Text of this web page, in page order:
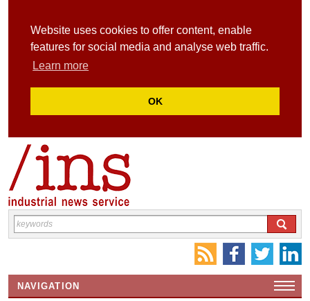
Website uses cookies to offer content, enable
features for social media and analyse web traffic.
Learn more
OK
NAVIGATION